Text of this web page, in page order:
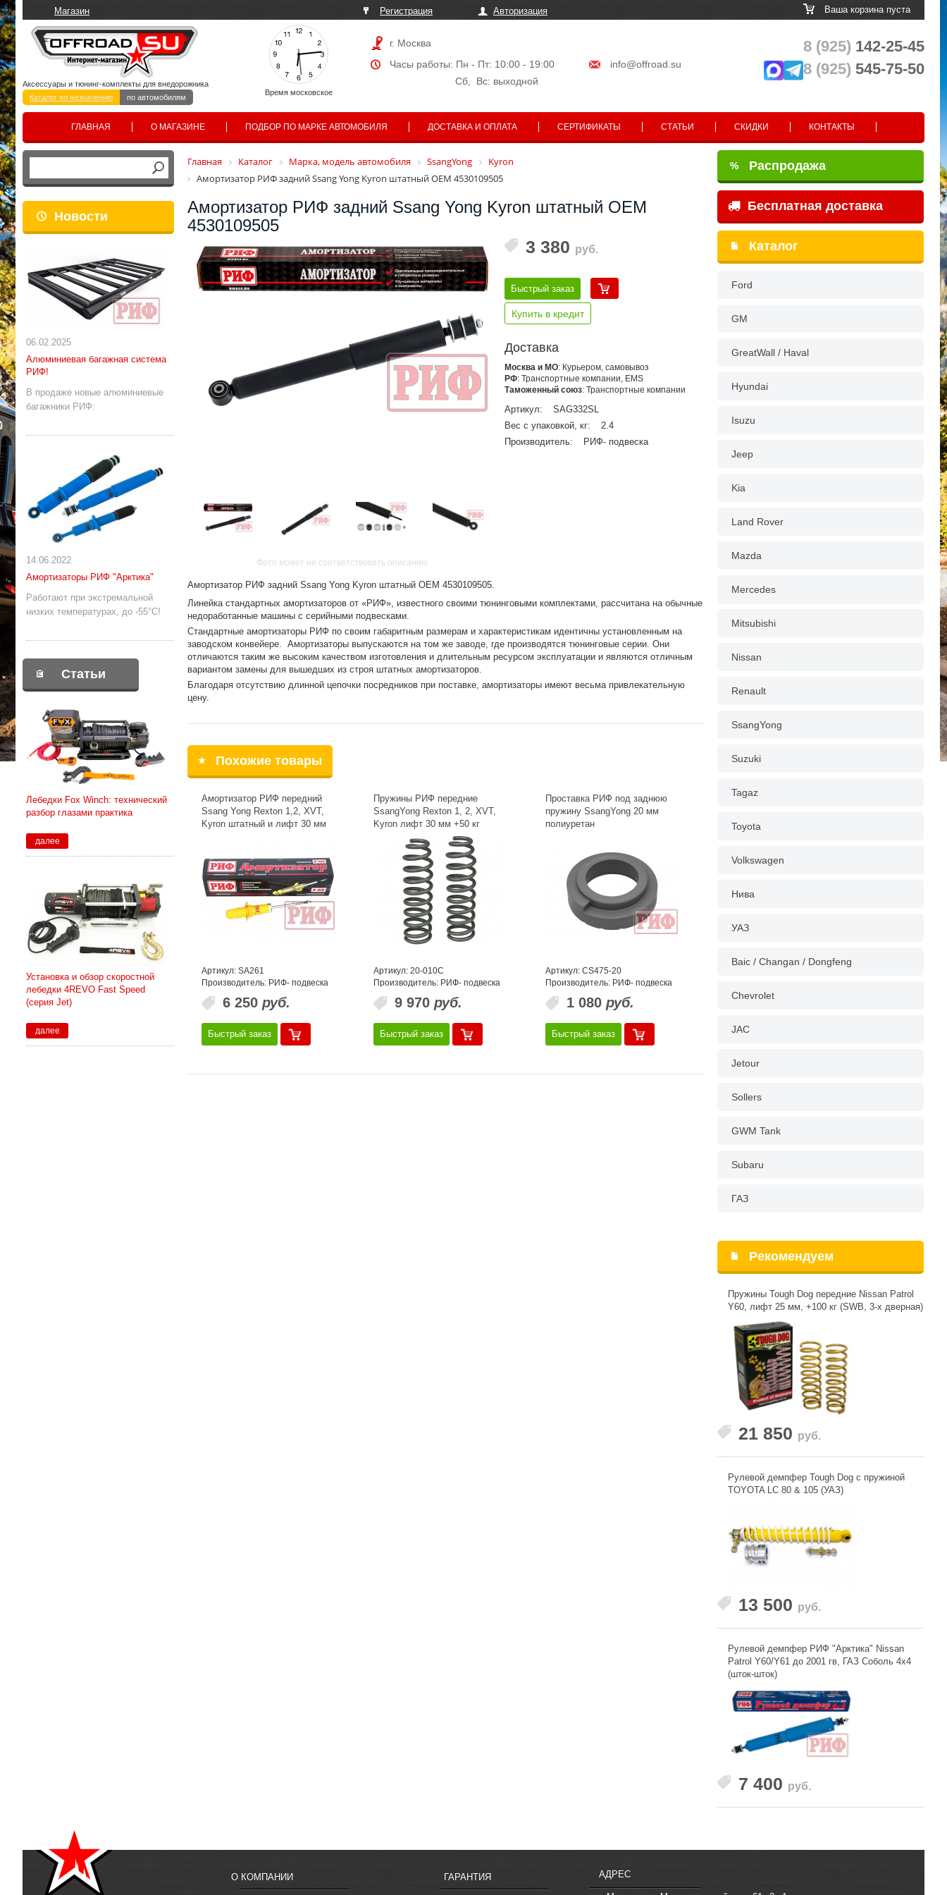
Магазин Регистрация Авторизация Ваша корзина пуста
Время московское
Аксессуары и тюнинг-комплекты для внедорожника
Каталог по назначению
по автомобилям
г. Москва
Часы работы: Пн - Пт: 10:00 - 19:00
info@offroad.su
Сб, Вс: выходной
8 (925) 142-25-45
8 (925) 545-75-50
ГЛАВНАЯ О МАГАЗИНЕ ПОДБОР ПО МАРКЕ АВТОМОБИЛЯ ДОСТАВКА И ОПЛАТА СЕРТИФИКАТЫ СТАТЬИ СКИДКИ КОНТАКТЫ
Новости
06.02.2025
Алюминиевая багажная система
РИФ!
В продаже новые алюминиевые
багажники РИФ:
14.06.2022
Амортизаторы РИФ "Арктика"
Работают при экстремальной
низких температурах, до -55°С!
Статьи
Лебедки Fox Winch: технический
разбор глазами практика
далее
Установка и обзор скоростной
лебедки 4REVO Fast Speed
(серия Jet)
далее
Главная Каталог Марка, модель автомобиля SsangYong
Kyron
Амортизатор РИФ задний Ssang Yong Kyron штатный OEM 4530109505
Амортизатор РИФ задний Ssang Yong Kyron штатный OEM
4530109505
Фото может не соответствовать описанию
3 380 руб.
Быстрый заказ
Купить в кредит
Доставка
Москва и МО: Курьером, самовывоз
РФ: Транспортные компании, EMS
Таможенный союз: Транспортные компании
Артикул:
SAG332SL
Вес с упаковкой, кг:
2.4
Производитель:
РИФ- подвеска
Амортизатор РИФ задний Ssang Yong Kyron штатный OEM 4530109505.
Линейка стандартных амортизаторов от «РИФ», известного своими тюнинговыми комплектами, рассчитана на обычные
недоработанные машины с серийными подвесками.
Стандартные амортизаторы РИФ по своим габаритным размерам и характеристикам идентичны установленным на
заводском конвейере. Амортизаторы выпускаются на том же заводе, где производятся тюнинговые серии. Они
отличаются таким же высоким качеством изготовления и длительным ресурсом эксплуатации и являются отличным
вариантом замены для вышедших из строя штатных амортизаторов.
Благодаря отсутствию длинной цепочки посредников при поставке, амортизаторы имеют весьма привлекательную
цену.
Похожие товары
Амортизатор РИФ передний
Ssang Yong Rexton 1,2, XVT,
Kyron штатный и лифт 30 мм
Артикул: SA261
Производитель: РИФ- подвеска
6 250 руб.
Быстрый заказ
Пружины РИФ передние
SsangYong Rexton 1, 2, XVT,
Kyron лифт 30 мм +50 кг
Артикул: 20-010C
Производитель: РИФ- подвеска
9 970 руб.
Быстрый заказ
Проставка РИФ под заднюю
пружину SsangYong 20 мм
полиуретан
Артикул: CS475-20
Производитель: РИФ- подвеска
1 080 руб.
Быстрый заказ
% Распродажа
Бесплатная доставка
Каталог
Ford
GM
GreatWall / Haval
Hyundai
Isuzu
Jeep
Kia
Land Rover
Mazda
Mercedes
Mitsubishi
Nissan
Renault
SsangYong
Suzuki
Tagaz
Toyota
Volkswagen
Нива
УАЗ
Baic / Changan / Dongfeng
Chevrolet
JAC
Jetour
Sollers
GWM Tank
Subaru
ГАЗ
Рекомендуем
Пружины Tough Dog передние Nissan Patrol
Y60, лифт 25 мм, +100 кг (SWB, 3-х дверная)
21 850 руб.
Рулевой демпфер Tough Dog с пружиной
TOYOTA LC 80 & 105 (УАЗ)
13 500 руб.
Рулевой демпфер РИФ "Арктика" Nissan
Patrol Y60/Y61 до 2001 гв, ГАЗ Соболь 4x4
(шток-шток)
7 400 руб.
О КОМПАНИИ ГАРАНТИЯ АДРЕС